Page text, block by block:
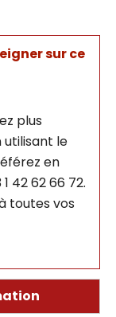
sur ce
plus
utilisant le
en
42 62 66 72.
toutes vos